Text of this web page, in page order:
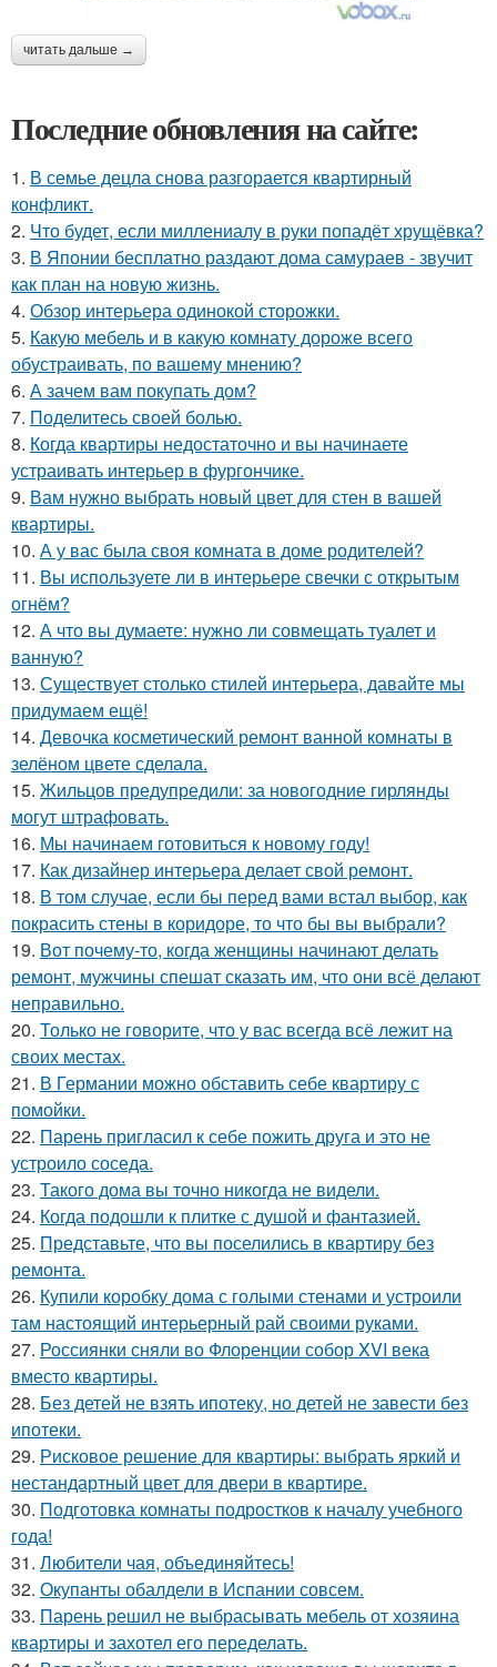
читать дальше →
Последние обновления на сайте:
1. В семье децла снова разгорается квартирный
конфликт.
2. Что будет, если миллениалу в руки попадёт хрущёвка?
3. В Японии бесплатно раздают дома самураев - звучит
как план на новую жизнь.
4. Обзор интерьера одинокой сторожки.
5. Какую мебель и в какую комнату дороже всего
обустраивать, по вашему мнению?
6. А зачем вам покупать дом?
7. Поделитесь своей болью.
8. Когда квартиры недостаточно и вы начинаете
устраивать интерьер в фургончике.
9. Вам нужно выбрать новый цвет для стен в вашей
квартиры.
10. А у вас была своя комната в доме родителей?
11. Вы используете ли в интерьере свечки с открытым
огнём?
12. А что вы думаете: нужно ли совмещать туалет и
ванную?
13. Существует столько стилей интерьера, давайте мы
придумаем ещё!
14. Девочка косметический ремонт ванной комнаты в
зелёном цвете сделала.
15. Жильцов предупредили: за новогодние гирлянды
могут штрафовать.
16. Мы начинаем готовиться к новому году!
17. Как дизайнер интерьера делает свой ремонт.
18. В том случае, если бы перед вами встал выбор, как
покрасить стены в коридоре, то что бы вы выбрали?
19. Вот почему-то, когда женщины начинают делать
ремонт, мужчины спешат сказать им, что они всё делают
неправильно.
20. Только не говорите, что у вас всегда всё лежит на
своих местах.
21. В Германии можно обставить себе квартиру с
помойки.
22. Парень пригласил к себе пожить друга и это не
устроило соседа.
23. Такого дома вы точно никогда не видели.
24. Когда подошли к плитке с душой и фантазией.
25. Представьте, что вы поселились в квартиру без
ремонта.
26. Купили коробку дома с голыми стенами и устроили
там настоящий интерьерный рай своими руками.
27. Россиянки сняли во Флоренции собор XVI века
вместо квартиры.
28. Без детей не взять ипотеку, но детей не завести без
ипотеки.
29. Рисковое решение для квартиры: выбрать яркий и
нестандартный цвет для двери в квартире.
30. Подготовка комнаты подростков к началу учебного
года!
31. Любители чая, объединяйтесь!
32. Окупанты обалдели в Испании совсем.
33. Парень решил не выбрасывать мебель от хозяина
квартиры и захотел его переделать.